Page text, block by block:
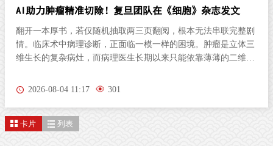
AI助力肿瘤精准切除！复旦团队在《细胞》杂志发文
翻开一本厚书，若仅随机抽取两三页翻阅，根本无法串联完整剧
情。临床术中病理诊断，正面临一模一样的困境。肿瘤是立体三
维生长的复杂病灶，而病理医生长期以来只能依靠薄薄的二维切
隙立体蔓延、分布隐匿，单一平面切片极易遗漏关键病变区域，
队联合物理学系季敏标团队，在国际学术期刊《细胞》（Cell）
2026-08-04 11:17 301
卡片 列表